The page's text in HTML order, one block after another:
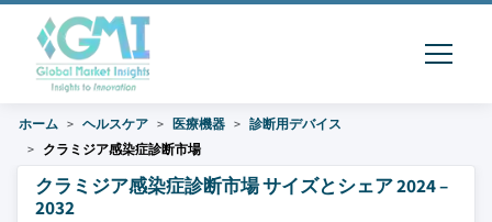
ホーム ヘルスケア 医療機器
診断用デバイス
クラミジア感染症診断市場
クラミジア感染症診断市場 サイズとシェア 2024 –
2032